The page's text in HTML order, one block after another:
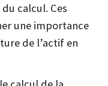
calcul. Ces
une importance
de l’actif en